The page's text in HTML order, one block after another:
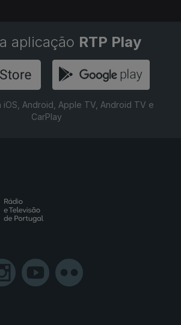
aplicação RTP Play
iOS, Android, Apple TV, Android TV e
CarPlay